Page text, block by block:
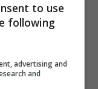
è
Lago di
to use
following
advertising and
and